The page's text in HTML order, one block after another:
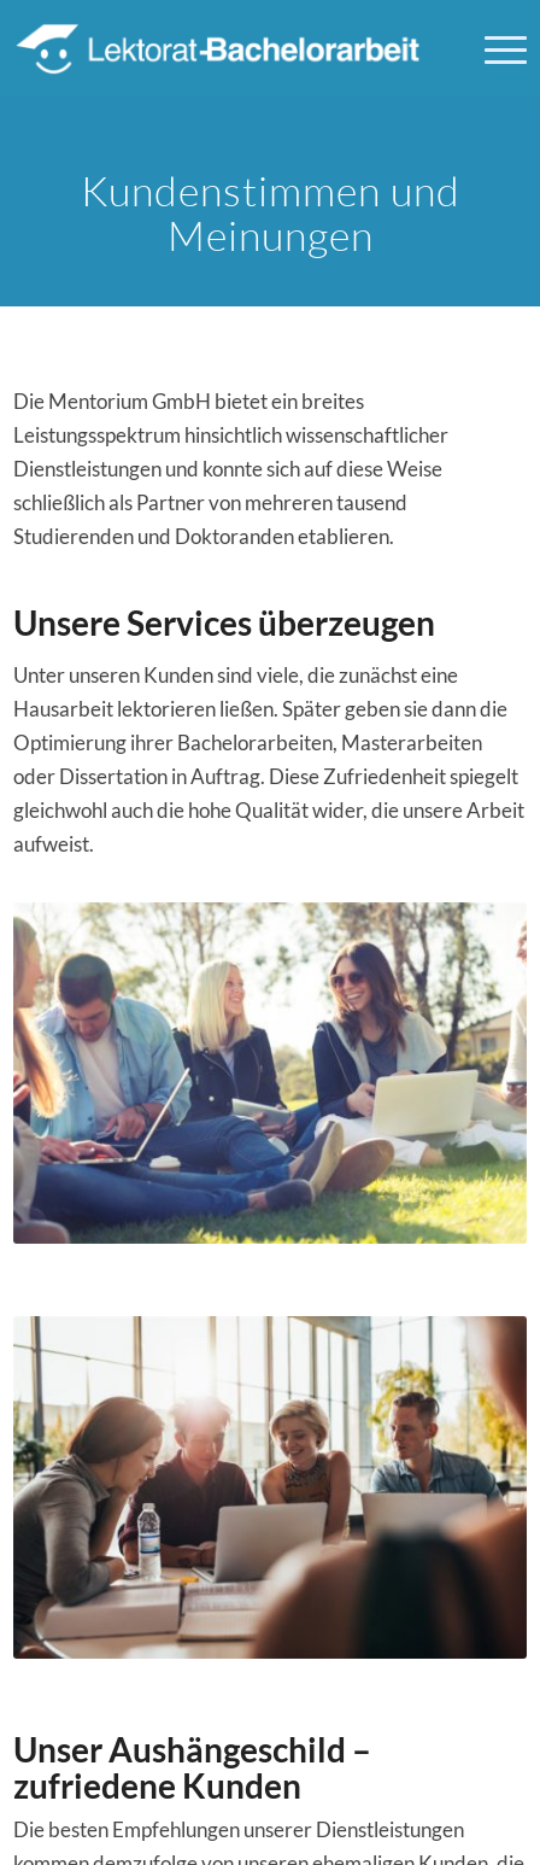
Kundenstimmen und
Meinungen
Die Mentorium GmbH bietet ein breites
Leistungsspektrum hinsichtlich wissenschaftlicher
Dienstleistungen und konnte sich auf diese Weise
schließlich als Partner von mehreren tausend
Studierenden und Doktoranden etablieren.
Unsere Services überzeugen
Unter unseren Kunden sind viele, die zunächst eine
Hausarbeit lektorieren ließen. Später geben sie dann die
Optimierung ihrer Bachelorarbeiten, Masterarbeiten
oder Dissertation in Auftrag. Diese Zufriedenheit spiegelt
gleichwohl auch die hohe Qualität wider, die unsere Arbeit
aufweist.
Unser Aushängeschild –
zufriedene Kunden
Die besten Empfehlungen unserer Dienstleistungen